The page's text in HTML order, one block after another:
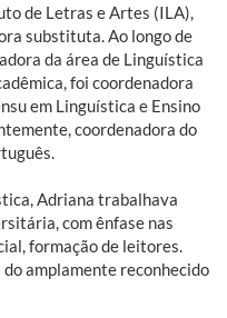
de Letras e Artes (ILA),
substituta. Ao longo de
da área de Linguística
foi coordenadora
em Linguística e Ensino
coordenadora do
Adriana trabalhava
com ênfase nas
formação de leitores.
amplamente reconhecido